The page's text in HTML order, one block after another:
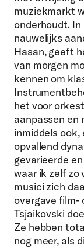
muziekmarkt
onderhoudt.
nauwelijks
Hasan, geeft
van morgen
kennen om
het voor
aanpassen en
inmiddels
opvallend
gevarieerde
waar ik zelf zo
musici zich
overgave film-
Tsjaikovski
Ze hebben
nog meer, als